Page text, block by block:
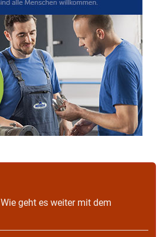
Wie geht es weiter mit dem